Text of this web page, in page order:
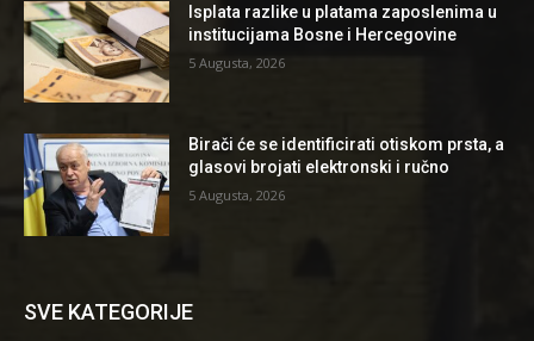
Isplata razlike u platama zaposlenima u
institucijama Bosne i Hercegovine
5 Augusta, 2026
Birači će se identificirati otiskom prsta, a
glasovi brojati elektronski i ručno
5 Augusta, 2026
SVE KATEGORIJE